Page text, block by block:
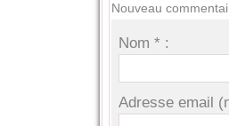
Nouveau
Nom * :
Adresse email